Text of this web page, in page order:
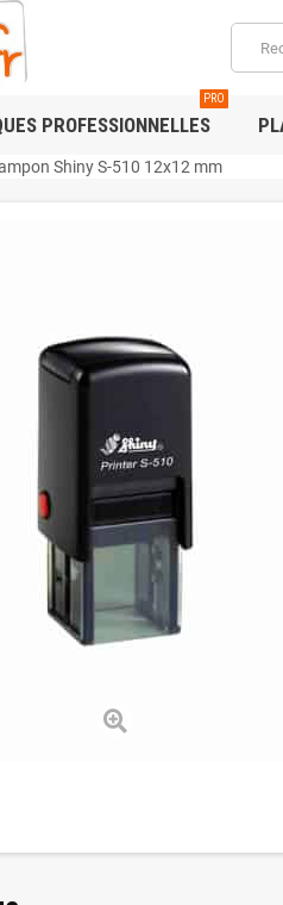
PROFESSIONNELLES
PRO
Shiny S-510 12x12 mm